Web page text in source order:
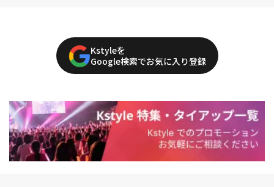
Kstyleを
Google検索でお気に入り登録